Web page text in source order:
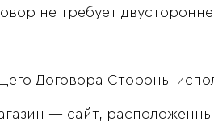
не требует
Договора Стороны
— сайт,